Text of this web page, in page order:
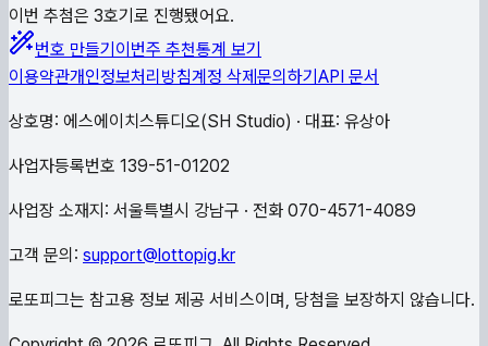
이번 추첨은 3호기로 진행됐어요.
번호 만들기이번주 추천통계 보기
이용약관개인정보처리방침계정 삭제문의하기API 문서
상호명: 에스에이치스튜디오(SH Studio) · 대표: 유상아
사업자등록번호 139-51-01202
사업장 소재지: 서울특별시 강남구 · 전화 070-4571-4089
고객 문의: support@lottopig.kr
로또피그는 참고용 정보 제공 서비스이며, 당첨을 보장하지 않습니다.